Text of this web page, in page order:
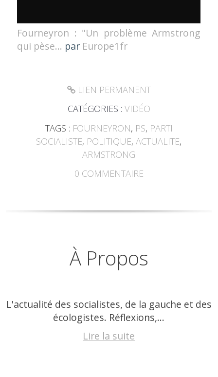
Fourneyron : "Un problème Armstrong
qui pèse... par Europe1fr
LIEN PERMANENT
CATÉGORIES : VIDÉO
TAGS : FOURNEYRON, PS, PARTI
SOCIALISTE, POLITIQUE,ACTUALITE,
ARMSTRONG
0 COMMENTAIRE
À Propos
L'actualité des socialistes, de la gauche et des
écologistes. Réflexions,...
Lire la suite